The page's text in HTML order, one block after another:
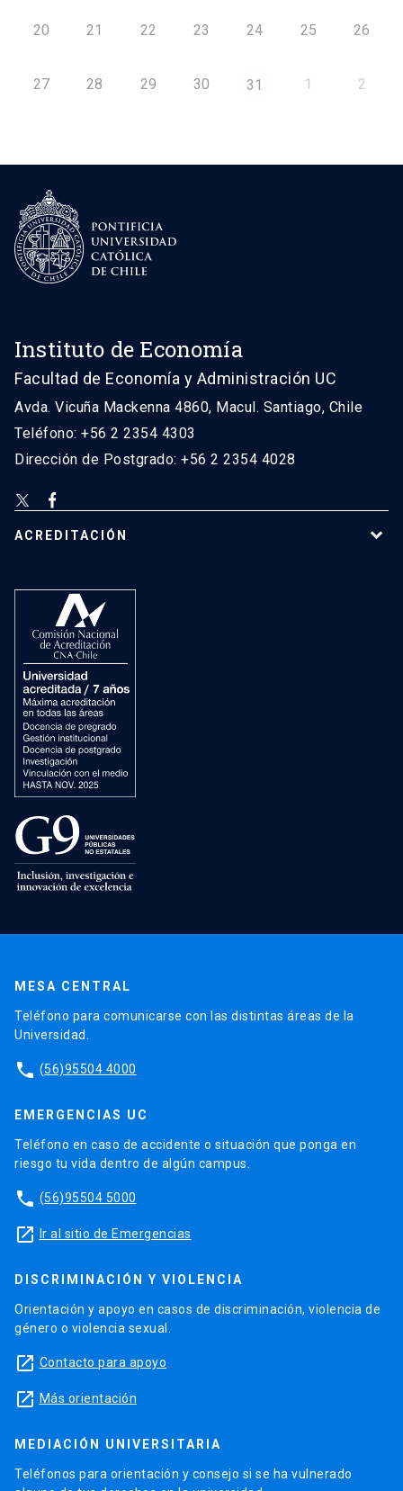
20 21 22 23 24 25 26
27 28 29 30 31 1 2
Instituto de Economía
Facultad de Economía y Administración UC
Avda. Vicuña Mackenna 4860, Macul. Santiago, Chile
Teléfono: +56 2 2354 4303
Dirección de Postgrado: +56 2 2354 4028
ACREDITACIÓN
MESA CENTRAL
Teléfono para comunicarse con las distintas áreas de la
Universidad.
phone (56)95504 4000
EMERGENCIAS UC
Teléfono en caso de accidente o situación que ponga en
riesgo tu vida dentro de algún campus.
phone (56)95504 5000
launch Ir al sitio de Emergencias
DISCRIMINACIÓN Y VIOLENCIA
Orientación y apoyo en casos de discriminación, violencia de
género o violencia sexual.
launch Contacto para apoyo
launch Más orientación
MEDIACIÓN UNIVERSITARIA
Teléfonos para orientación y consejo si se ha vulnerado